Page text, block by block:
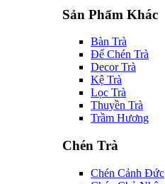
Sản Phẩm Khác
Bàn Trà
Đế Chén Trà
Decor Trà
Kệ Trà
Lọc Trà
Thuyền Trà
Trầm Hương
Chén Trà
Chén Cảnh Đức